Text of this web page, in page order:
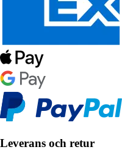
Leverans och retur